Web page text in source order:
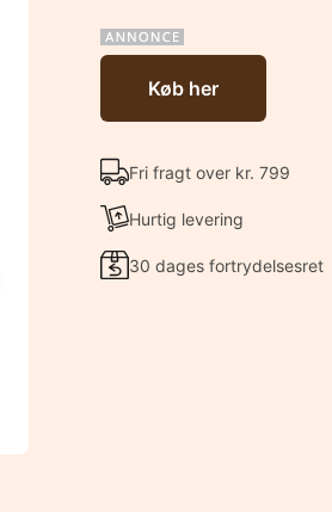
Køb her
Fri fragt over kr. 799
Hurtig levering
30 dages fortrydelsesret